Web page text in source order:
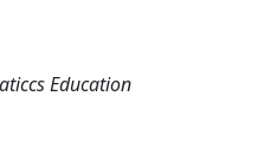
Education